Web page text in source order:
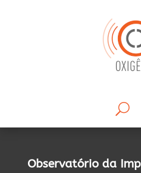
Observatório da